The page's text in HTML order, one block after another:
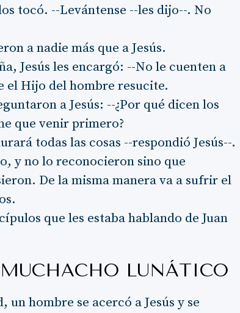
tocó. --Levántense --les dijo--. No
a nadie más que a Jesús.
Jesús les encargó: --No le cuenten a
el Hijo del hombre resucite.
a Jesús: --¿Por qué dicen los
que venir primero?
todas las cosas --respondió Jesús--.
y no lo reconocieron sino que
De la misma manera va a sufrir el
que les estaba hablando de Juan
LUNÁTICO
hombre se acercó a Jesús y se